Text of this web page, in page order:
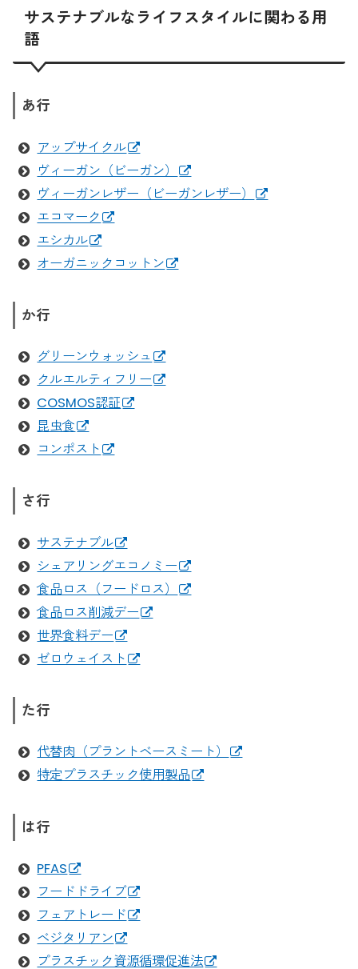
ーなウェットティッシュの販売を開始！
85％削減する洗濯ネット「LAUNDRY NET Micro」販売
ロプラスチック・ストーリー」オンラインプレミア鑑賞
会開催
2021/9/4
日本初の完全プラスチックフリーを実現！
秋メイクにぴったりなエシカルリップが誕生
2021/7/2
世界3億人が参加する「プラスチックフリ
ージュライ」とは？7月は脱プラ生活にチャレンジ！
見直して、エコで快適な洗濯ライフを！
サステナブルなライフスタイルに関わる用
語
あ行
アップサイクル
ヴィーガン（ビーガン）
ヴィーガンレザー（ビーガンレザー）
エコマーク
エシカル
オーガニックコットン
か行
グリーンウォッシュ
クルエルティフリー
COSMOS認証
昆虫食
コンポスト
さ行
サステナブル
シェアリングエコノミー
食品ロス（フードロス）
食品ロス削減デー
世界食料デー
ゼロウェイスト
た行
代替肉（プラントベースミート）
特定プラスチック使用製品
は行
PFAS
フードドライブ
フェアトレード
ベジタリアン
プラスチック資源循環促進法